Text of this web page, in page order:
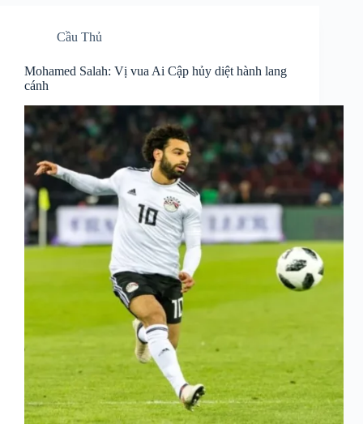
Cầu Thủ
Mohamed Salah: Vị vua Ai Cập hủy diệt hành lang
cánh